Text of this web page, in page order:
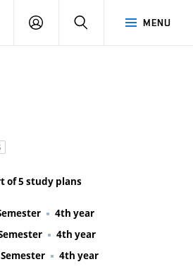
MENU
LOG
of 5 study plans
4th year
4th year
4th year